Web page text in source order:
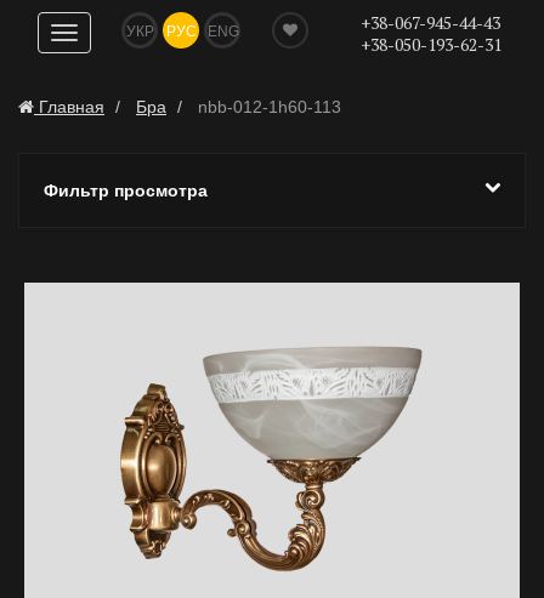
Показать
навигацию
УКР РУС ENG
+38-067-945-44-43
+38-050-193-62-31
Главная Бра nbb-012-1h60-113
Фильтр просмотра